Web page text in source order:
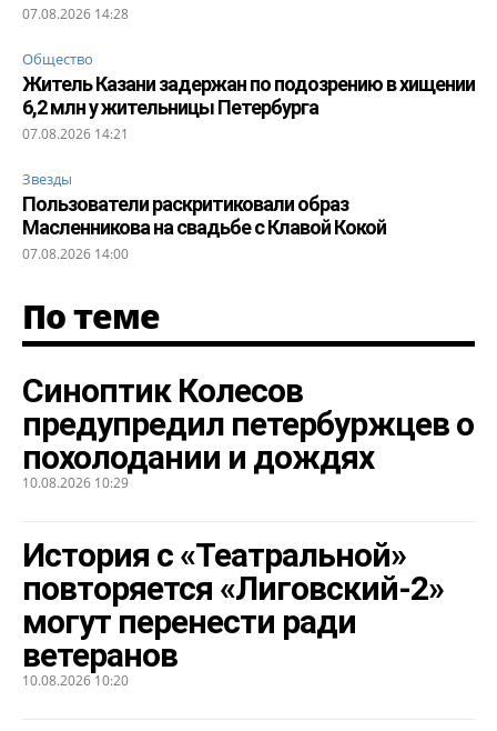
07.08.2026 14:28
Общество
Житель Казани задержан по подозрению в хищении
6,2 млн у жительницы Петербурга
07.08.2026 14:21
Звезды
Пользователи раскритиковали образ
Масленникова на свадьбе с Клавой Кокой
07.08.2026 14:00
По теме
Синоптик Колесов
предупредил петербуржцев о
похолодании и дождях
10.08.2026 10:29
История с «Театральной»
повторяется «Лиговский-2»
могут перенести ради
ветеранов
10.08.2026 10:20